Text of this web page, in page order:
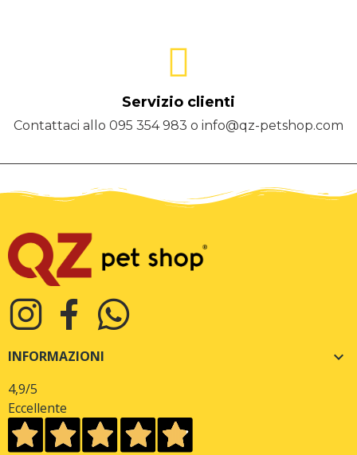
Servizio clienti
Contattaci allo 095 354 983 o info@qz-petshop.com
INFORMAZIONI 
4,9/5
Eccellente